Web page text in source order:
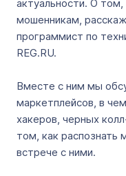
актуальности. О том,
мошенникам,
программист по
REG.RU.
Вместе с ним мы
маркетплейсов, в
хакеров, черных
том, как распознать
встрече с ними.